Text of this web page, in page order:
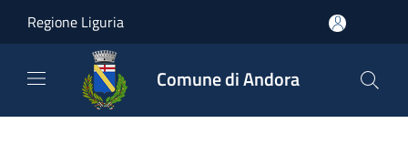
Regione Liguria
Comune di Andora